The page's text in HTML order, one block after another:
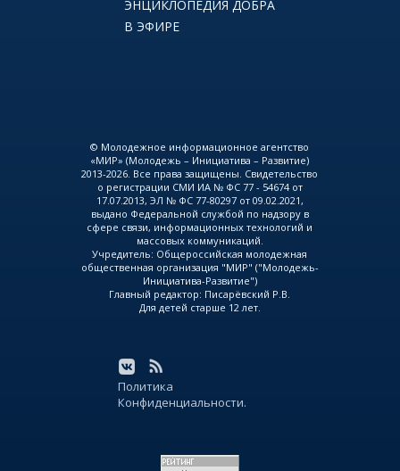
ЭНЦИКЛОПЕДИЯ ДОБРА
В ЭФИРЕ
© Молодежное информационное агентство
«МИР» (Молодежь – Инициатива – Развитие)
2013-2026. Все права защищены. Свидетельство
о регистрации СМИ ИА № ФС 77 - 54674 от
17.07.2013, ЭЛ № ФС 77-80297 от 09.02.2021,
выдано Федеральной службой по надзору в
сфере связи, информационных технологий и
массовых коммуникаций.
Учредитель: Общероссийская молодежная
общественная организация "МИР" ("Молодежь-
Инициатива-Развитие")
Главный редактор: Писарёвский Р.В.
Для детей старше 12 лет.
Политика
Конфиденциальности.